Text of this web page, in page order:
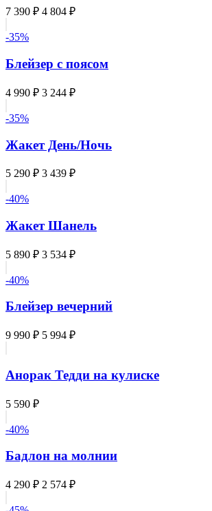
7 390 ₽ 4 804 ₽
-35%
Блейзер с поясом
4 990 ₽ 3 244 ₽
-35%
Жакет День/Ночь
5 290 ₽ 3 439 ₽
-40%
Жакет Шанель
5 890 ₽ 3 534 ₽
-40%
Блейзер вечерний
9 990 ₽ 5 994 ₽
Анорак Тедди на кулиске
5 590 ₽
-40%
Бадлон на молнии
4 290 ₽ 2 574 ₽